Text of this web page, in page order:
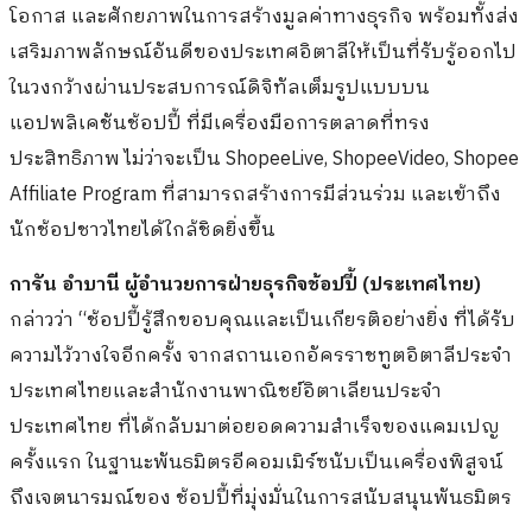
โอกาส และศักยภาพในการสร้างมูลค่าทางธุรกิจ พร้อมทั้งส่ง
เสริมภาพลักษณ์อันดีของประเทศอิตาลีให้เป็นที่รับรู้ออกไป
ในวงกว้างผ่านประสบการณ์ดิจิทัลเต็มรูปแบบบน
แอปพลิเคชันช้อปปี้ ที่มีเครื่องมือการตลาดที่ทรง
ประสิทธิภาพ ไม่ว่าจะเป็น ShopeeLive, ShopeeVideo, Shopee
Affiliate Program ที่สามารถสร้างการมีส่วนร่วม และเข้าถึง
นักช้อปชาวไทยได้ใกล้ชิดยิ่งขึ้น
การัน อำบานี ผู้อำนวยการฝ่ายธุรกิจช้อปปี้ (ประเทศไทย)
กล่าวว่า “ช้อปปี้รู้สึกขอบคุณและเป็นเกียรติอย่างยิ่ง ที่ได้รับ
ความไว้วางใจอีกครั้ง จากสถานเอกอัครราชทูตอิตาลีประจำ
ประเทศไทยและสำนักงานพาณิชย์อิตาเลียนประจำ
ประเทศไทย ที่ได้กลับมาต่อยอดความสำเร็จของแคมเปญ
ครั้งแรก ในฐานะพันธมิตรอีคอมเมิร์ซนับเป็นเครื่องพิสูจน์
ถึงเจตนารมณ์ของ ช้อปปี้ที่มุ่งมั่นในการสนับสนุนพันธมิตร